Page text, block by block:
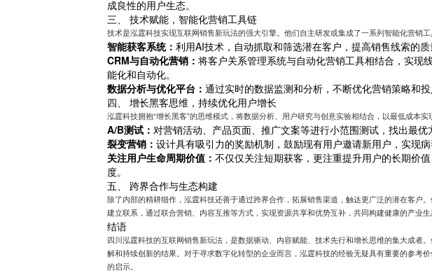
成良性的用户生态。
三、 技术赋能，智能化营销工具链
技术是泓霆科技实现互联网销售新玩法的强大引擎。他们自主研发或集成了一系列智能化营销
智能获客系统：利用AI技术，自动抓取和筛选潜在客户，提高销售线索的质
CRM与自动化营销：将客户关系管理系统与自动化营销工具相结合，实现
能化和自动化。
数据分析与优化平台：通过实时的数据监测和分析，不断优化营销策略和投
四、 增长黑客思维，持续优化用户增长
泓霆科技拥抱“增长黑客”的思维模式，将数据分析、用户研究与创意实验相结合，以最低成本实
A/B测试：对营销活动、产品页面、推广文案等进行小范围测试，找出最优
裂变营销：设计具有吸引力的奖励机制，鼓励现有用户邀请新用户，实现病
关注用户生命周期价值：不仅仅关注短期获客，更注重提升用户的长期价
度。
五、 跨界合作与生态构建
除了内部的精耕细作，泓霆科技还善于通过跨界合作，拓展销售渠道，触达更广泛的潜在客户
建立联系，通过联合营销、内容互推等方式，实现资源共享和优势互补，共同构建健康的产业生
结语
四川泓霆科技的互联网销售新玩法，是数据驱动、内容赋能、技术先行和增长思维的集大成者
解和持续创新的结果。对于寻求数字化转型的企业而言，泓霆科技的经验无疑具有重要的参考
的启示。